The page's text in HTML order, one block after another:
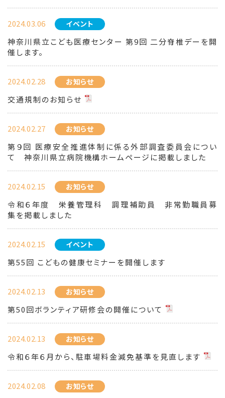
2024.03.06 イベント
神奈川県立こども医療センター 第9回 二分脊椎デーを開
催します。
2024.02.28 お知らせ
交通規制のお知らせ
2024.02.27 お知らせ
第９回 医療安全推進体制に係る外部調査委員会につい
て 神奈川県立病院機構ホームページに掲載しました
2024.02.15 お知らせ
令和６年度 栄養管理科 調理補助員 非常勤職員募
集を掲載しました
2024.02.15 イベント
第55回 こどもの健康セミナーを開催します
2024.02.13 お知らせ
第50回ボランティア研修会の開催について
2024.02.13 お知らせ
令和６年６月から、駐車場料金減免基準を見直します
2024.02.08 お知らせ